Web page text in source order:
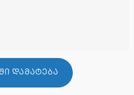
ᲓᲐᲛᲐᲢᲔᲑᲐ